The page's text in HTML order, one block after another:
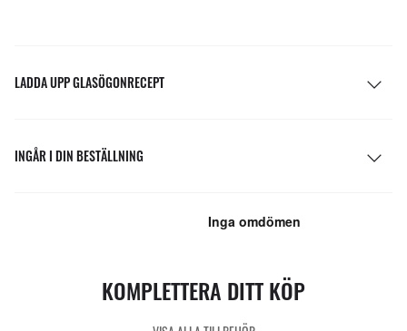
LADDA UPP GLASÖGONRECEPT
INGÅR I DIN BESTÄLLNING
KOMPLETTERA DITT KÖP